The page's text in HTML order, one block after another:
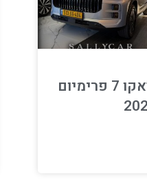
ג’אקו 7 פרימיום